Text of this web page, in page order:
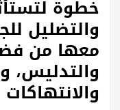
خطوة
والتضليل
معها من
والتدليس،